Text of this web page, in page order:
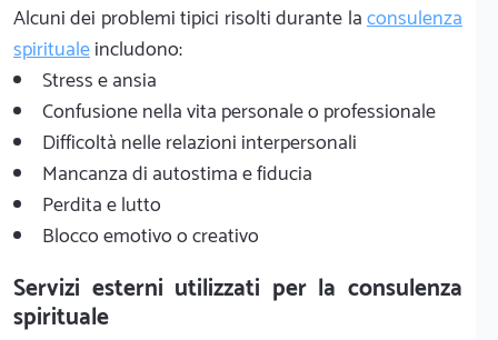
Alcuni dei problemi tipici risolti durante laconsulenza
spiritualeincludono:
Stress e ansia
Confusione nella vita personale o professionale
Difficoltà nelle relazioni interpersonali
Mancanza di autostima e fiducia
Perdita e lutto
Blocco emotivo o creativo
Servizi esterni utilizzati per la consulenza
spirituale